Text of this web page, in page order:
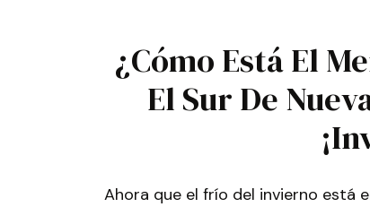
¿Cómo Está El
El Sur De
Ahora que el frío del invierno está